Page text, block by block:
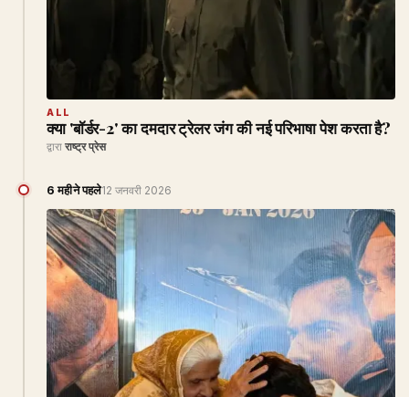
ALL
क्या 'बॉर्डर-2' का दमदार ट्रेलर जंग की नई परिभाषा पेश करता है?
द्वारा राष्ट्र प्रेस
6 महीने पहले12 जनवरी 2026